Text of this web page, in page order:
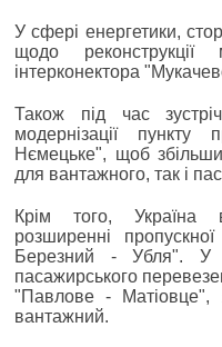
У сфері енергетики,
щодо реконструкції
інтерконектора
Також під час
модернізації
Нємецьке", щоб
для вантажного, так і
Крім того, Україна
розширенні
Березний - Убля". У
пасажирського
"Павлове -
вантажний.